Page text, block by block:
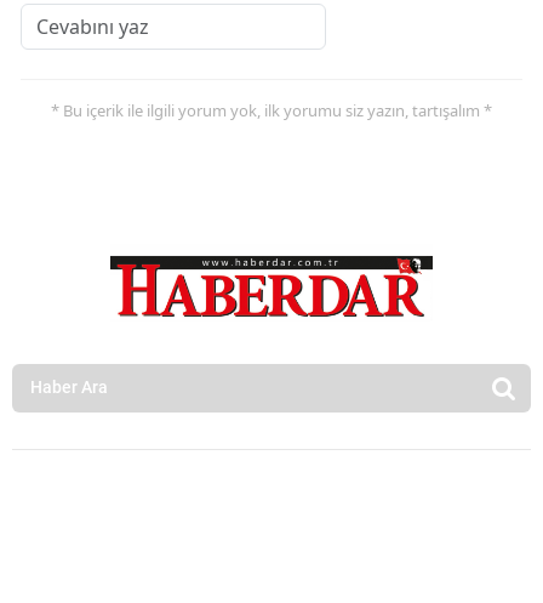
* Bu içerik ile ilgili yorum yok, ilk yorumu siz yazın, tartışalım *